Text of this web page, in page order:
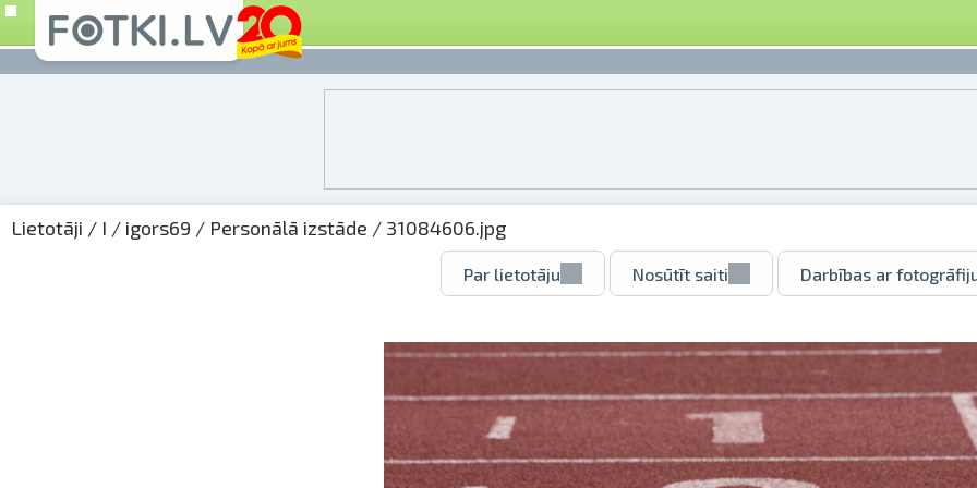
Lietotāji / I / igors69 / Personālā izstāde / 31084606.jpg
Par lietotāju Nosūtīt saiti Darbības ar